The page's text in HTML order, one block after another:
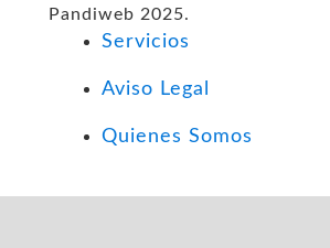
Pandiweb 2025.
Servicios
Aviso Legal
Quienes Somos